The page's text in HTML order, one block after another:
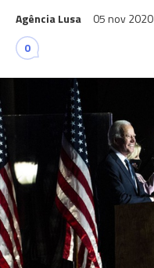
Agência Lusa 05 nov 2020
0